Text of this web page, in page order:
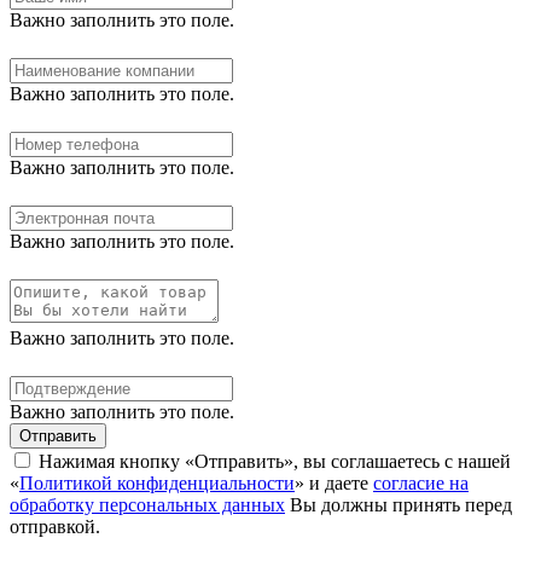
Важно заполнить это поле.
Важно заполнить это поле.
Важно заполнить это поле.
Важно заполнить это поле.
Важно заполнить это поле.
Важно заполнить это поле.
Отправить
Нажимая кнопку «Отправить», вы соглашаетесь с нашей
«Политикой конфиденциальности» и даете согласие на
обработку персональных данных Вы должны принять перед
отправкой.